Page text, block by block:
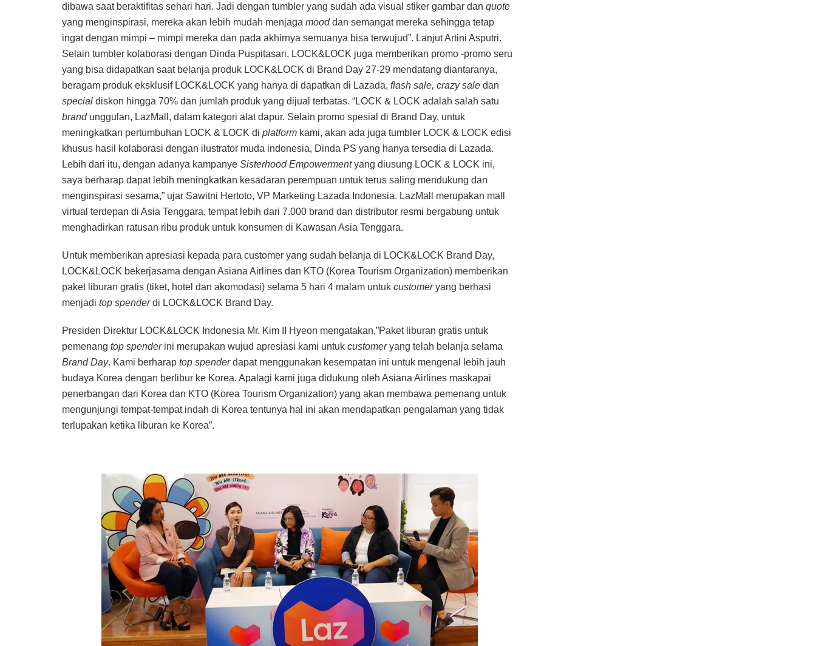
dibawa saat beraktifitas sehari hari. Jadi dengan tumbler yang sudah ada visual stiker gambar dan quote
yang menginspirasi, mereka akan lebih mudah menjaga mooddan semangat mereka sehingga tetap
ingat dengan mimpi – mimpi mereka dan pada akhirnya semuanya bisa terwujud”. Lanjut Artini Asputri.
Selain tumbler kolaborasi dengan Dinda Puspitasari, LOCK&LOCK juga memberikan promo -promo seru
yang bisa didapatkan saat belanja produk LOCK&LOCK di Brand Day 27-29 mendatang diantaranya,
beragam produk eksklusif LOCK&LOCK yang hanya di dapatkan di Lazada, flash sale, crazy sale dan
special diskon hingga 70% dan jumlah produk yang dijual terbatas. “LOCK & LOCK adalah salah satu
brandunggulan, LazMall, dalam kategori alat dapur. Selain promo spesial di Brand Day, untuk
meningkatkan pertumbuhan LOCK & LOCK di platform kami, akan ada juga tumbler LOCK & LOCK edisi
khusus hasil kolaborasi dengan ilustrator muda indonesia, Dinda PS yang hanya tersedia di Lazada.
Lebih dari itu, dengan adanya kampanye Sisterhood Empowermentyang diusung LOCK & LOCK ini,
saya berharap dapat lebih meningkatkan kesadaran perempuan untuk terus saling mendukung dan
menginspirasi sesama,” ujar Sawitni Hertoto, VP Marketing Lazada Indonesia. LazMall merupakan mall
virtual terdepan di Asia Tenggara, tempat lebih dari 7.000 brand dan distributor resmi bergabung untuk
menghadirkan ratusan ribu produk untuk konsumen di Kawasan Asia Tenggara.
Untuk memberikan apresiasi kepada para customer yang sudah belanja di LOCK&LOCK Brand Day,
LOCK&LOCK bekerjasama dengan Asiana Airlines dan KTO (Korea Tourism Organization) memberikan
paket liburan gratis (tiket, hotel dan akomodasi) selama 5 hari 4 malam untuk customeryang berhasi
menjadi top spenderdi LOCK&LOCK Brand Day.
Presiden Direktur LOCK&LOCK Indonesia Mr. Kim II Hyeon mengatakan,”Paket liburan gratis untuk
pemenang top spenderini merupakan wujud apresiasi kami untuk customeryang telah belanja selama
Brand Day. Kami berharap top spenderdapat menggunakan kesempatan ini untuk mengenal lebih jauh
budaya Korea dengan berlibur ke Korea. Apalagi kami juga didukung oleh Asiana Airlines maskapai
penerbangan dari Korea dan KTO (Korea Tourism Organization) yang akan membawa pemenang untuk
mengunjungi tempat-tempat indah di Korea tentunya hal ini akan mendapatkan pengalaman yang tidak
terlupakan ketika liburan ke Korea”.